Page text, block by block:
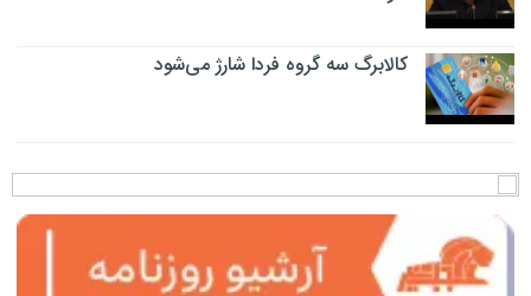
کالابرگ سه گروه فردا شارژ می‌شود